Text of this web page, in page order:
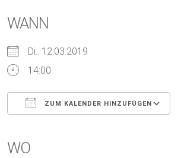
WANN
Di.. 12.03.2019
14:00
ZUM KALENDER HINZUFÜGEN
WO